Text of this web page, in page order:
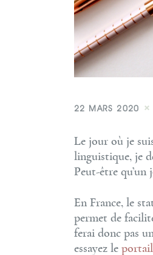
22 MARS 2020
Le jour où je
linguistique, je
Peut-être qu’un
En France, le
permet de
ferai donc pas
essayez le